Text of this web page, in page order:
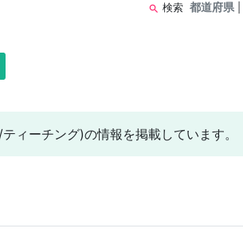
search 検索 都道府県
ィーチング)の情報を掲載しています。